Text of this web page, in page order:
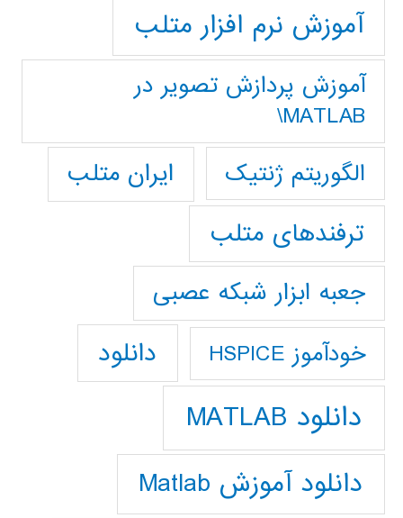
آموزش نرم افزار متلب
آموزش پردازش تصوير در
MATLAB\
الگوریتم ژنتیک
ایران متلب
ترفندهای متلب
جعبه ابزار شبکه عصبی
خودآموز HSPICE دانلود
دانلود MATLAB
دانلود آموزش Matlab